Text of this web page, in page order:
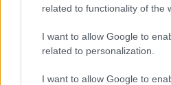
related to functionality of the
I want to allow Google to
related to personalization.
I want to allow Google to
Κεντρικό...| 06.08.2026 20:05
Κεντρικό δελτίο